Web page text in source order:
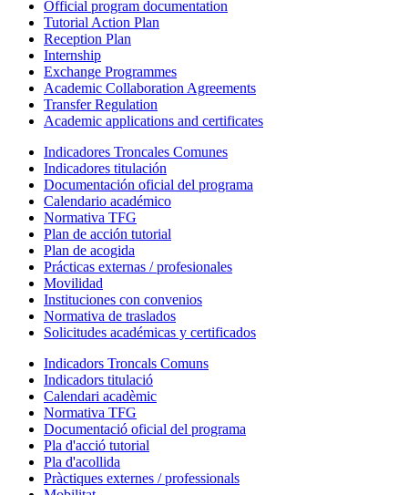
Official program documentation
Tutorial Action Plan
Reception Plan
Internship
Exchange Programmes
Academic Collaboration Agreements
Transfer Regulation
Academic applications and certificates
Indicadores Troncales Comunes
Indicadores titulación
Documentación oficial del programa
Calendario académico
Normativa TFG
Plan de acción tutorial
Plan de acogida
Prácticas externas / profesionales
Movilidad
Instituciones con convenios
Normativa de traslados
Solicitudes académicas y certificados
Indicadors Troncals Comuns
Indicadors titulació
Calendari acadèmic
Normativa TFG
Documentació oficial del programa
Pla d'acció tutorial
Pla d'acollida
Pràctiques externes / professionals